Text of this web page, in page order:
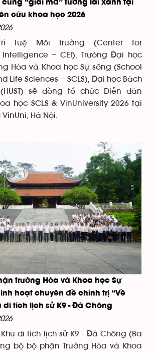
cùng “giải mã” tương lai xanh tại
cứu khoa học 2026
tuệ Môi trường (Center for
Intelligence – CEI), Trường Đại học
Hóa và Khoa học Sự sống (School
Life Sciences – SCLS), Đại học Bách
sẽ đồng tổ chức Diễn đàn
học SCLS & VinUniversity 2026 tại
Hà Nội.
trường Hóa và Khoa học Sự
hoạt chuyên đề chính trị “Về
di tích lịch sử K9 - Đá Chông
di tích lịch sử K9 - Đá Chông (Ba
bộ bộ phận Trường Hóa và Khoa